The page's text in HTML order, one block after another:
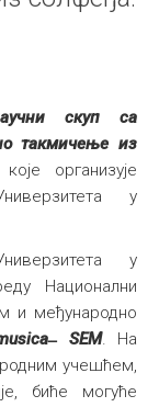
скуп са
такмичење из
организује
у
у
Национални
и међународно
SEM. На
учешћем,
биће могуће